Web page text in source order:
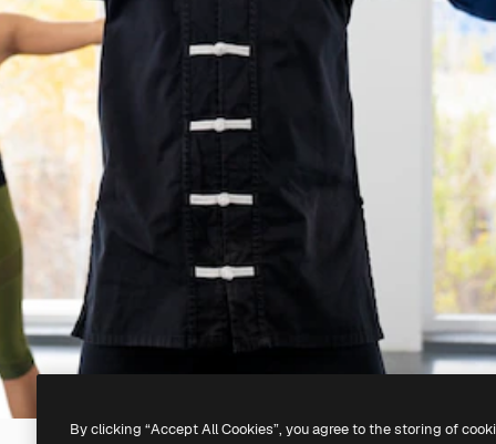
By clicking “Accept All Cookies”, you agree to the storing of